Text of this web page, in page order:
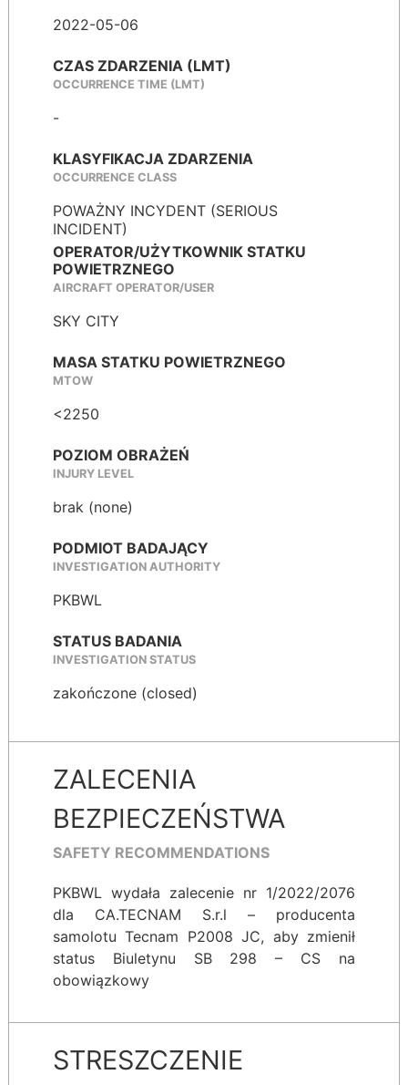
2022-05-06
CZAS ZDARZENIA (LMT)
OCCURRENCE TIME (LMT)
-
KLASYFIKACJA ZDARZENIA
OCCURRENCE CLASS
POWAŻNY INCYDENT (SERIOUS
INCIDENT)
OPERATOR/UŻYTKOWNIK STATKU
POWIETRZNEGO
AIRCRAFT OPERATOR/USER
SKY CITY
MASA STATKU POWIETRZNEGO
MTOW
<2250
POZIOM OBRAŻEŃ
INJURY LEVEL
brak (none)
PODMIOT BADAJĄCY
INVESTIGATION AUTHORITY
PKBWL
STATUS BADANIA
INVESTIGATION STATUS
zakończone (closed)
ZALECENIA
BEZPIECZEŃSTWA
SAFETY RECOMMENDATIONS
PKBWL wydała zalecenie nr 1/2022/2076
dla CA.TECNAM S.r.l – producenta
samolotu Tecnam P2008 JC, aby zmienił
status Biuletynu SB 298 – CS na
obowiązkowy
STRESZCZENIE